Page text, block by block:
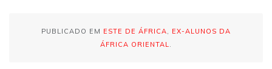
PUBLICADO EM ESTE DE ÁFRICA
EX-ALUNOS DA
ÁFRICA ORIENTAL